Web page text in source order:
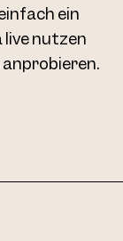
ein
live nutzen
anprobieren.